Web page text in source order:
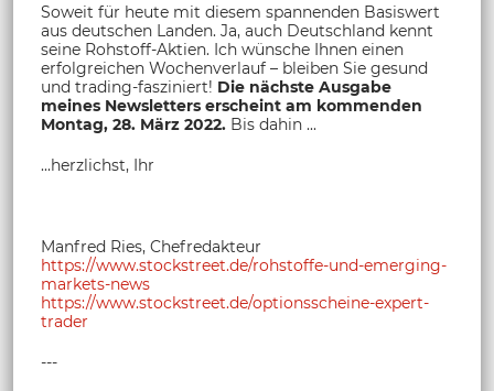
Soweit für heute mit diesem spannenden Basiswert
aus deutschen Landen. Ja, auch Deutschland kennt
seine Rohstoff-Aktien. Ich wünsche Ihnen einen
erfolgreichen Wochenverlauf – bleiben Sie gesund
und trading-fasziniert! Die nächste Ausgabe
meines Newsletters erscheint am kommenden
Montag, 28. März 2022. Bis dahin ...
...herzlichst, Ihr
Manfred Ries, Chefredakteur
https://www.stockstreet.de/rohstoffe-und-emerging-
markets-news
https://www.stockstreet.de/optionsscheine-expert-
trader
---